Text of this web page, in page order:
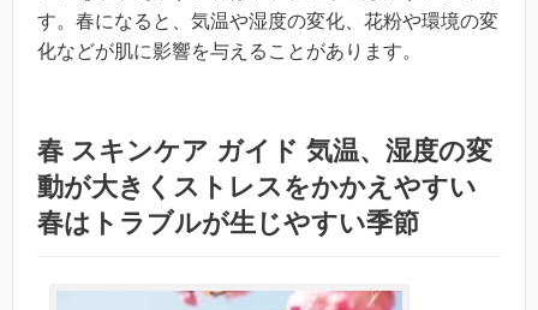
す。春になると、気温や湿度の変化、花粉や環境の変
化などが肌に影響を与えることがあります。
春 スキンケア ガイド 気温、湿度の変
動が大きくストレスをかかえやすい
春はトラブルが生じやすい季節